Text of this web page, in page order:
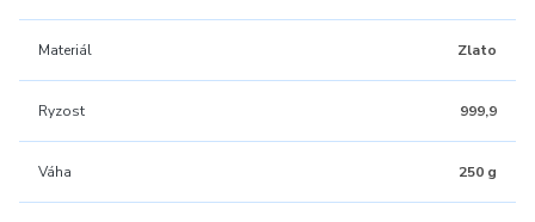
Materiál Zlato
Ryzost 999,9
Váha 250 g